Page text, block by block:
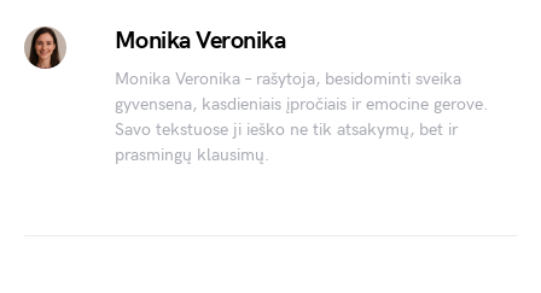
Monika Veronika
Monika Veronika – rašytoja, besidominti sveika
gyvensena, kasdieniais įpročiais ir emocine gerove.
Savo tekstuose ji ieško ne tik atsakymų, bet ir
prasmingų klausimų.